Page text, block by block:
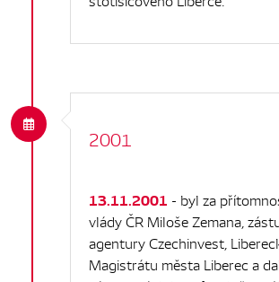
2001
13.11.2001 - byl za
vlády ČR Miloše Zemana,
agentury Czechinvest,
Magistrátu města Liberec a